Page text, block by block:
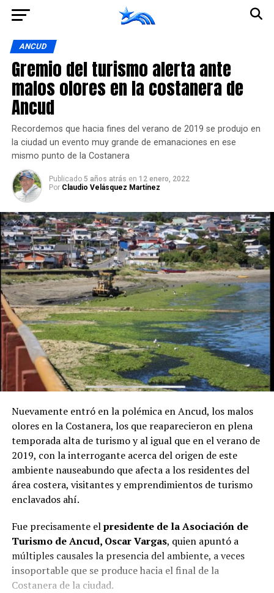
ANCUD
Gremio del turismo alerta ante
malos olores en la costanera de
Ancud
Recordemos que hacia fines del verano de 2019 se produjo en
la ciudad un evento muy grande de emanaciones en ese
mismo punto de la Costanera
Publicado 5 años atrás en 12 enero, 2022
Por Claudio Velásquez Martínez
Nuevamente entró en la polémica en Ancud, los malos
olores en la Costanera, los que reaparecieron en plena
temporada alta de turismo y al igual que en el verano de
2019, con la interrogante acerca del origen de este
ambiente nauseabundo que afecta a los residentes del
área costera, visitantes y emprendimientos de turismo
enclavados ahí.
Fue precisamente elpresidente de la Asociación de
Turismo de Ancud, Oscar Vargas, quien apuntó a
múltiples causales la presencia del ambiente, a veces
insoportable que se produce hacia el final de la
Costanera de la ciudad.
Ir a la versión móvil